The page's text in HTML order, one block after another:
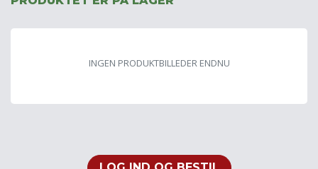
INGEN PRODUKTBILLEDER ENDNU